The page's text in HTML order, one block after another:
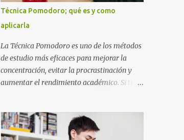
para una portada para presentar un trabajo
escrito a mano o impreso son los siguientes
y en este orden: Nombre de la escuela o del
instituto (Es muy importante este dato)
Título del trabajo (Puede ser: Ensayo sobre
la lectura, o Informe de computación)
Nombre completo del alumno que va a
maestro o catedrático Ciudad y fecha...
Técnica Pomodoro; qué es y como
aplicarla
La Técnica Pomodoro es uno de los métodos
de estudio más eficaces para mejorar la
concentración, evitar la procrastinación y
aumentar el rendimiento académico. Si tu
cada minuto de estudio sin sentirte agotado.
Técnica Pomodoro: qué es, cómo funciona y